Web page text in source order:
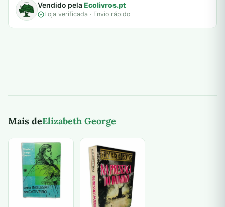
Vendido pelaEcolivros.pt
Loja verificada · Envio rápido
Mais deElizabeth George